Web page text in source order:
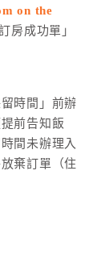
on the
房成功單」
時間」前辦
前告知飯
間未辦理入
棄訂單（住